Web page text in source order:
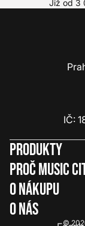
Již od 3
IČ:
Produkty
Proč Music
O nákupu
O nás
©